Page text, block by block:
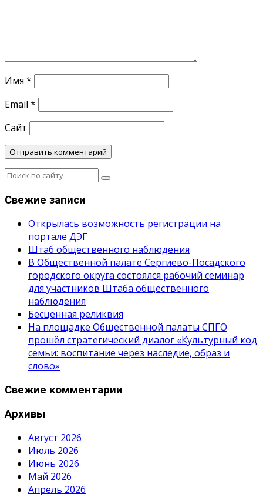
Имя *
Email *
Сайт
Свежие записи
Открылась возможность регистрации на
портале ДЭГ
Штаб общественного наблюдения
В Общественной палате Сергиево-Посадского
городского округа состоялся рабочий семинар
для участников Штаба общественного
наблюдения
Бесценная реликвия
На площадке Общественной палаты СПГО
прошёл стратегический диалог «Культурный код
семьи: воспитание через наследие, образ и
слово»
Свежие комментарии
Архивы
Август 2026
Июль 2026
Июнь 2026
Май 2026
Апрель 2026